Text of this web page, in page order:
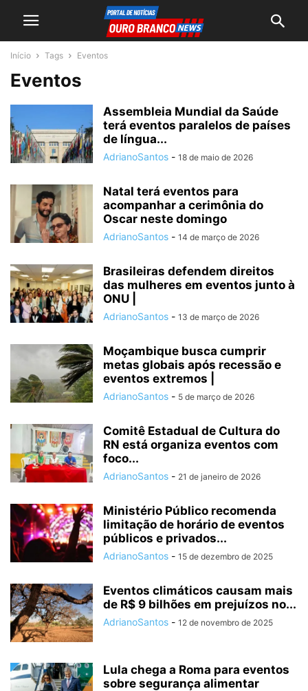
Início Tags Eventos
Eventos
Assembleia Mundial da Saúde
terá eventos paralelos de países
de língua...
AdrianoSantos - 18 de maio de 2026
Natal terá eventos para
acompanhar a cerimônia do
Oscar neste domingo
AdrianoSantos - 14 de março de 2026
Brasileiras defendem direitos
das mulheres em eventos junto à
ONU |
AdrianoSantos - 13 de março de 2026
Moçambique busca cumprir
metas globais após recessão e
eventos extremos |
AdrianoSantos - 5 de março de 2026
Comitê Estadual de Cultura do
RN está organiza eventos com
foco...
AdrianoSantos - 21 de janeiro de 2026
Ministério Público recomenda
limitação de horário de eventos
públicos e privados...
AdrianoSantos - 15 de dezembro de 2025
Eventos climáticos causam mais
de R$ 9 bilhões em prejuízos no...
AdrianoSantos - 12 de novembro de 2025
Lula chega a Roma para eventos
sobre segurança alimentar